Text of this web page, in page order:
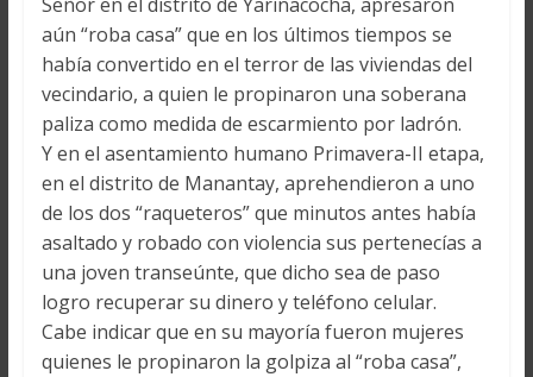
aún “roba casa” que en los últimos tiempos se
había convertido en el terror de las viviendas del
vecindario, a quien le propinaron una soberana
paliza como medida de escarmiento por ladrón.
Y en el asentamiento humano Primavera-II etapa,
en el distrito de Manantay, aprehendieron a uno
de los dos “raqueteros” que minutos antes había
asaltado y robado con violencia sus pertenecías a
una joven transeúnte, que dicho sea de paso
logro recuperar su dinero y teléfono celular.
Cabe indicar que en su mayoría fueron mujeres
quienes le propinaron la golpiza al “roba casa”,